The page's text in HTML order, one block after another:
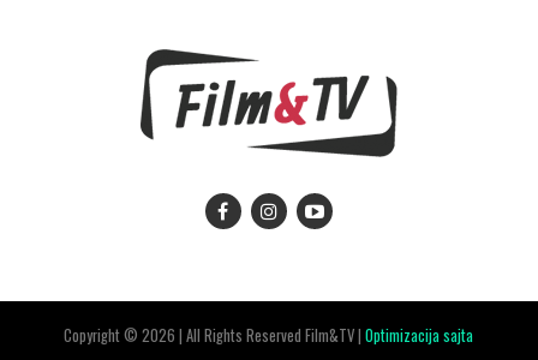
Copyright © 2026 | All Rights Reserved Film&TV |Optimizacija sajta